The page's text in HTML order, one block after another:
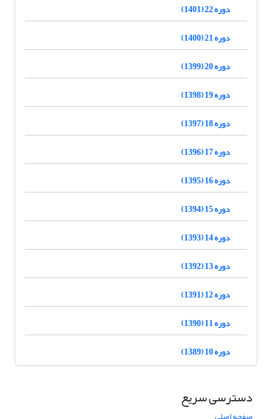
دوره 22 (1401)
دوره 21 (1400)
دوره 20 (1399)
دوره 19 (1398)
دوره 18 (1397)
دوره 17 (1396)
دوره 16 (1395)
دوره 15 (1394)
دوره 14 (1393)
دوره 13 (1392)
دوره 12 (1391)
دوره 11 (1390)
دوره 10 (1389)
دسترسی سریع